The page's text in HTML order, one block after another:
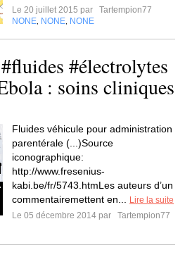
Le 20 juillet 2015 par
Tartempion77
NONE NONE NONE
#électrolytes
: soins cliniques
Fluides véhicule pour administration
parentérale (...)Source
iconographique:
http://www.fresenius-
kabi.be/fr/5743.htmLes auteurs d’un
commentairemettent en...
Lire la suite
Le 05 décembre 2014 par
Tartempion77